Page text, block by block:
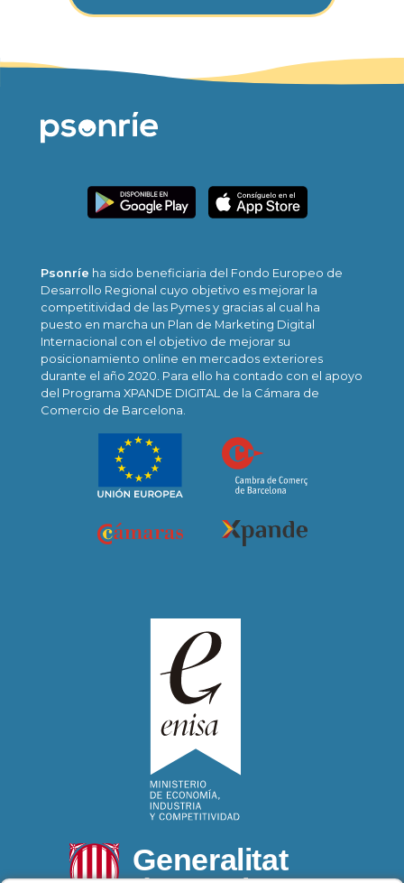
Psonríe ha sido beneficiaria del Fondo Europeo de
Desarrollo Regional cuyo objetivo es mejorar la
competitividad de las Pymes y gracias al cual ha
puesto en marcha un Plan de Marketing Digital
Internacional con el objetivo de mejorar su
posicionamiento online en mercados exteriores
durante el año 2020. Para ello ha contado con el apoyo
del Programa XPANDE DIGITAL de la Cámara de
Comercio de Barcelona.